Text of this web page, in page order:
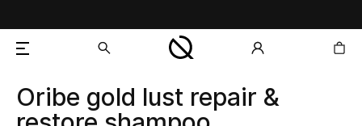
добавлен в корзину
Oribe gold lust repair &